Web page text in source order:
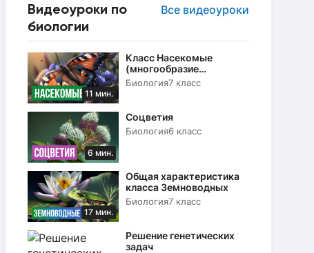
Видеоуроки по
биологии
Все видеоуроки
11 мин.
Класс Насекомые
(многообразие
насекомых, их роль в
Биология7 класс
6 мин.
Соцветия
Биология6 класс
17 мин.
Общая характеристика
класса Земноводных
Биология7 класс
Решение генетических
задач